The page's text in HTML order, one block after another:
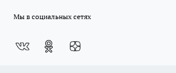
Мы в социальных сетях